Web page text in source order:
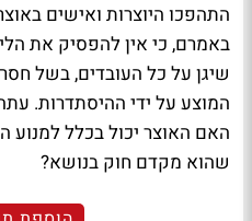
התהפכו היוצרות ואישים
באמרם, כי אין להפסיק את
שיגן על כל העובדים, בשל
המוצע על ידי ההיסתדרות.
האם האוצר יכול בכלל
שהוא מקדם חוק בנושא?